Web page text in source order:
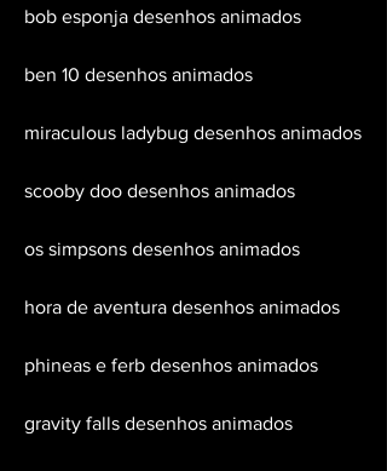
bob esponja desenhos animados
ben 10 desenhos animados
miraculous ladybug desenhos animados
scooby doo desenhos animados
os simpsons desenhos animados
hora de aventura desenhos animados
phineas e ferb desenhos animados
gravity falls desenhos animados